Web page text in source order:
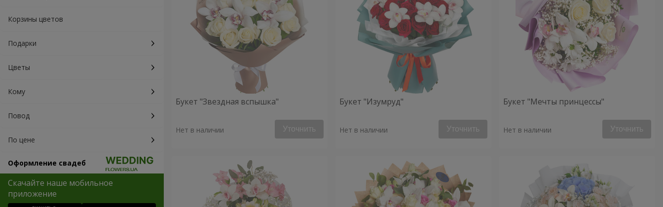
Корзины цветов
Подарки
Цветы
Кому
Повод
По цене
Оформление свадеб
Скачайте наше мобильное
приложение
Букет "Звездная вспышка"
Нет в наличии Уточнить
Букет "Изумруд"
Нет в наличии Уточнить
Букет "Мечты принцессы"
Нет в наличии Уточнить